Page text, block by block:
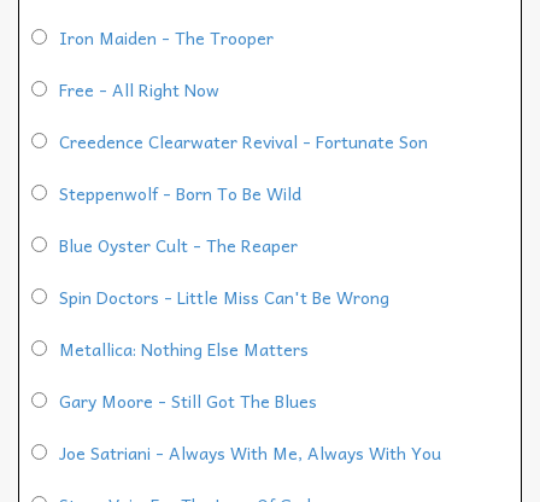
Iron Maiden - The Trooper
Free - All Right Now
Creedence Clearwater Revival - Fortunate Son
Steppenwolf - Born To Be Wild
Blue Oyster Cult - The Reaper
Spin Doctors - Little Miss Can't Be Wrong
Metallica: Nothing Else Matters
Gary Moore - Still Got The Blues
Joe Satriani - Always With Me, Always With You